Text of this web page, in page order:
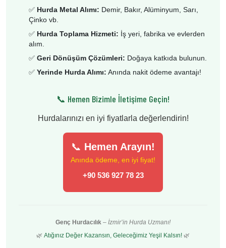
✅ Hurda Metal Alımı: Demir, Bakır, Alüminyum, Sarı,
Çinko vb.
✅ Hurda Toplama Hizmeti: İş yeri, fabrika ve evlerden
alım.
✅ Geri Dönüşüm Çözümleri: Doğaya katkıda bulunun.
✅ Yerinde Hurda Alımı: Anında nakit ödeme avantajı!
📞 Hemen Bizimle İletişime Geçin!
Hurdalarınızı en iyi fiyatlarla değerlendirin!
📞 Hemen Arayın!
Anında ödeme, en iyi fiyat!
+90 536 927 78 23
Genç Hurdacılık – İzmir’in Hurda Uzmanı!
🌿 Atığınız Değer Kazansın, Geleceğimiz Yeşil Kalsın! 🌿